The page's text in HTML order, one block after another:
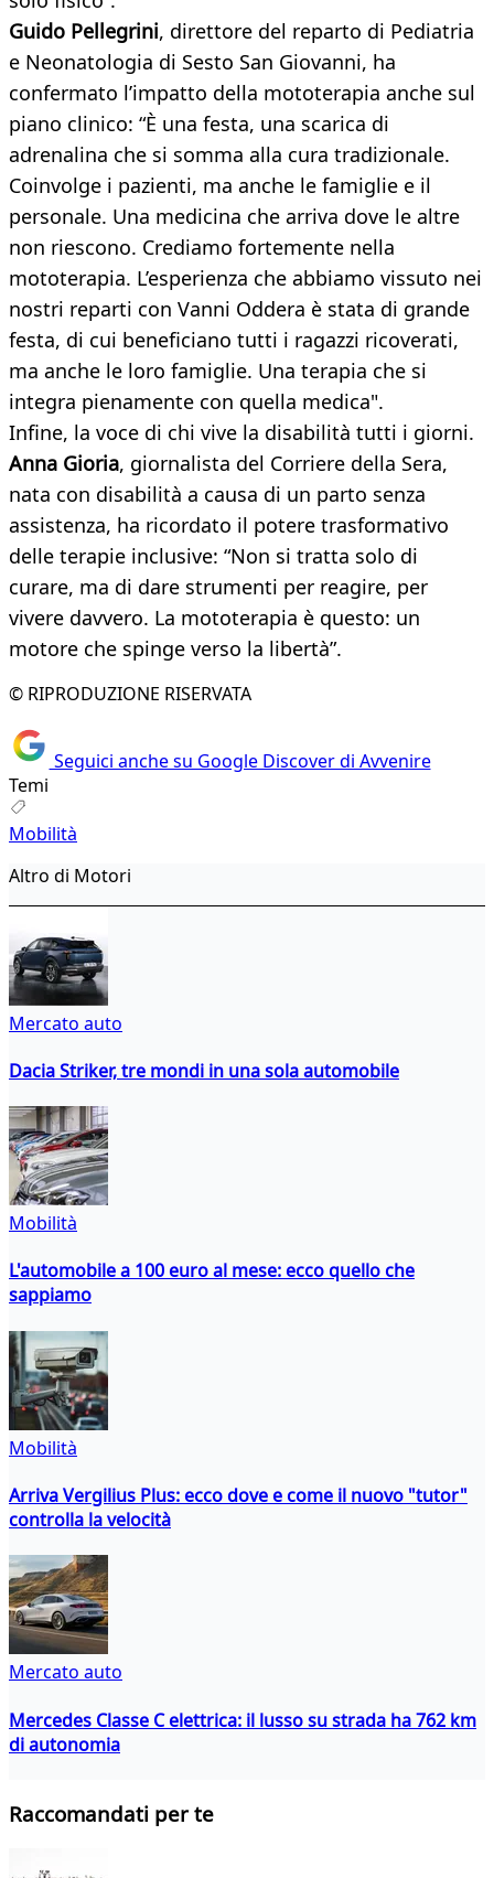
Guido Pellegrini, direttore del reparto di Pediatria
e Neonatologia di Sesto San Giovanni, ha
confermato l’impatto della mototerapia anche sul
piano clinico: “È una festa, una scarica di
adrenalina che si somma alla cura tradizionale.
Coinvolge i pazienti, ma anche le famiglie e il
personale. Una medicina che arriva dove le altre
non riescono. Crediamo fortemente nella
mototerapia. L’esperienza che abbiamo vissuto nei
nostri reparti con Vanni Oddera è stata di grande
festa, di cui beneficiano tutti i ragazzi ricoverati,
ma anche le loro famiglie. Una terapia che si
integra pienamente con quella medica".
Infine, la voce di chi vive la disabilità tutti i giorni.
Anna Gioria, giornalista del Corriere della Sera,
nata con disabilità a causa di un parto senza
assistenza, ha ricordato il potere trasformativo
delle terapie inclusive: “Non si tratta solo di
curare, ma di dare strumenti per reagire, per
vivere davvero. La mototerapia è questo: un
motore che spinge verso la libertà”.
© RIPRODUZIONE RISERVATA
Seguici anche su Google Discover di Avvenire
Temi
Mobilità
Altro di Motori
Mercato auto
Dacia Striker, tre mondi in una sola automobile
Mobilità
L'automobile a 100 euro al mese: ecco quello che
sappiamo
Mobilità
Arriva Vergilius Plus: ecco dove e come il nuovo "tutor"
controlla la velocità
Mercato auto
Mercedes Classe C elettrica: il lusso su strada ha 762 km
di autonomia
Raccomandati per te